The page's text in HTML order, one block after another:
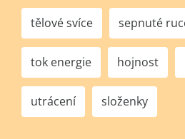
tělové svíce sepnuté
tok energie hojnost
utrácení složenky